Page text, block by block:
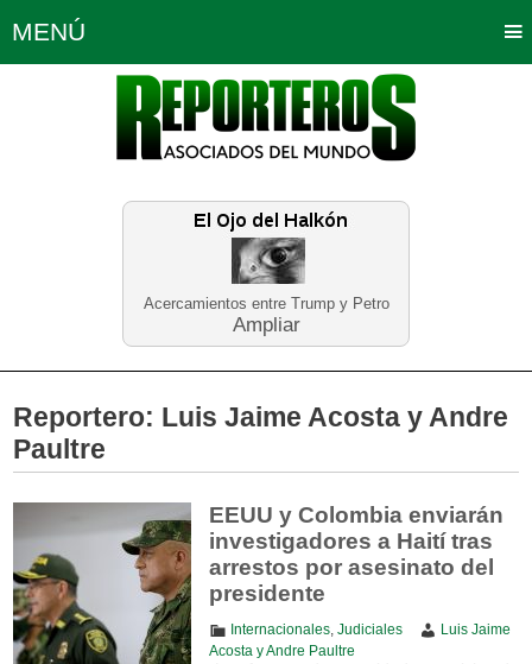
Acercamientos entre Trump y Petro
Ampliar
MENÚ
Política Opinión Bogotá
Planeta Tierra Deportes
Educación Neira
Reportero: Luis Jaime Acosta y Andre
Paultre
EEUU y Colombia enviarán
investigadores a Haití tras
arrestos por asesinato del
presidente
Internacionales, Judiciales
Luis Jaime
Acosta y Andre Paultre